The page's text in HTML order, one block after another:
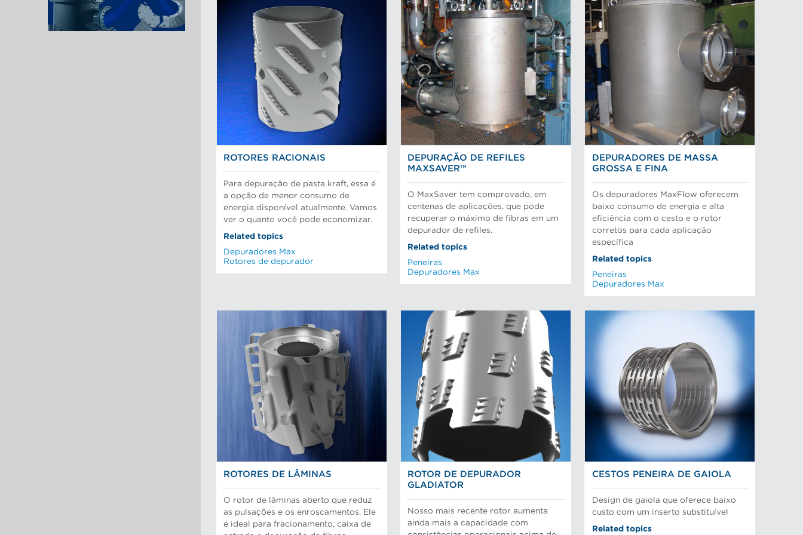
ROTORES RACIONAIS
Para depuração de pasta kraft, essa é
a opção de menor consumo de
energia disponível atualmente. Vamos
ver o quanto você pode economizar.
Related topics
Depuradores Max
Rotores de depurador
DEPURAÇÃO DE REFILES
MAXSAVER™
O MaxSaver tem comprovado, em
centenas de aplicações, que pode
recuperar o máximo de fibras em um
depurador de refiles.
Related topics
Peneiras
Depuradores Max
DEPURADORES DE MASSA
GROSSA E FINA
Os depuradores MaxFlow oferecem
baixo consumo de energia e alta
eficiência com o cesto e o rotor
corretos para cada aplicação
específica
Related topics
Peneiras
Depuradores Max
ROTORES DE LÂMINAS
O rotor de lâminas aberto que reduz
as pulsações e os enroscamentos. Ele
é ideal para fracionamento, caixa de
ROTOR DE DEPURADOR
GLADIATOR
Nosso mais recente rotor aumenta
ainda mais a capacidade com
CESTOS PENEIRA DE GAIOLA
Design de gaiola que oferece baixo
custo com um inserto substituível
Related topics